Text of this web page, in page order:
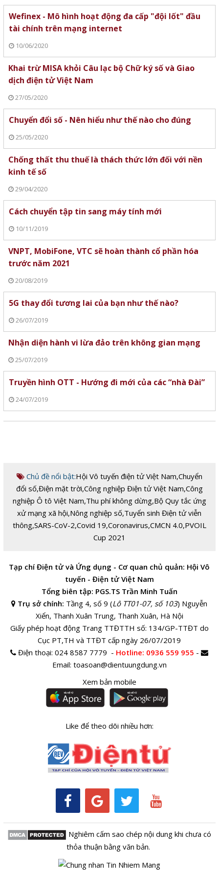
Wefinex - Mô hình hoạt động đa cấp "đội lốt" đầu
tài chính trên mạng internet
10/06/2020
Khai trừ MISA khỏi Câu lạc bộ Chữ ký số và Giao
dịch điện tử Việt Nam
27/05/2020
Chuyển đổi số - Nên hiểu như thế nào cho đúng
25/05/2020
Chống thất thu thuế là thách thức lớn đối với nền
kinh tế số
29/04/2020
Cách chuyển tập tin sang máy tính mới
10/11/2019
VNPT, MobiFone, VTC sẽ hoàn thành cổ phần hóa
trước năm 2021
20/08/2019
5G thay đổi tương lai của bạn như thế nào?
26/07/2019
Nhận diện hành vi lừa đảo trên không gian mạng
25/07/2019
Truyền hình OTT - Hướng đi mới của các “nhà Đài”
24/07/2019
Chủ đề nổi bật:Hội Vô tuyến điện tử Việt Nam,Chuyển
đổi số,Điện mặt trời,Công nghiệp Điện tử Việt Nam,Công
nghiệp Ô tô Việt Nam,Thu phí không dừng,Bộ Quy tắc ứng
xử mạng xã hội,Nông nghiệp số,Tuyển sinh Điện tử viễn
thông,SARS-CoV-2,Covid 19,Coronavirus,CMCN 4.0,PVOIL
Cup 2021
Tạp chí Điện tử và Ứng dụng - Cơ quan chủ quản: Hội Vô
tuyến - Điện tử Việt Nam
Tổng biên tập: PGS.TS Trần Minh Tuấn
Trụ sở chính: Tầng 4, số 9 (Lô TT01-07, số 103) Nguyễn
Xiển, Thanh Xuân Trung, Thanh Xuân, Hà Nội
Giấy phép hoạt động Trang TTĐTTH số: 134/GP-TTĐT do
Cục PT,TH và TTĐT cấp ngày 26/07/2019
Điện thoại:024 8587 7779 - Hotline: 0936 559 955 -
Email: toasoan@dientuungdung.vn
Xem bản mobile
Like để theo dõi nhiều hơn:
Nghiêm cấm sao chép nội dung khi chưa có
thỏa thuận bằng văn bản.